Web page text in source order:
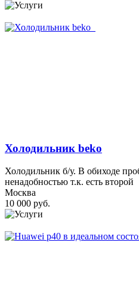
Холодильник beko
Холодильник б/у. В обиходе
ненадобностью т.к. есть второй
Москва
10 000 руб.